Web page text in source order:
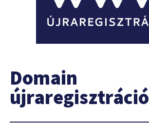
Domain
újraregisztráció